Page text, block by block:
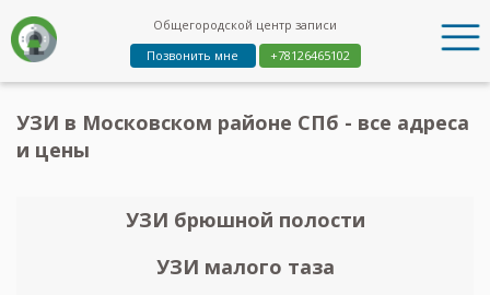
Общегородской центр записи
Позвонить мне
+78126465102
УЗИ в Московском районе СПб - все адреса
и цены
УЗИ брюшной полости
УЗИ малого таза